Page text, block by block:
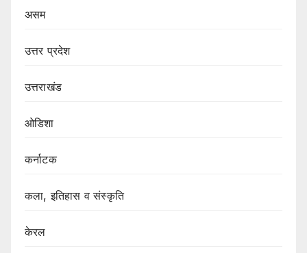
असम
उत्तर प्रदेश
उत्तराखंड
ओडिशा
कर्नाटक
कला, इतिहास व संस्कृति
केरल